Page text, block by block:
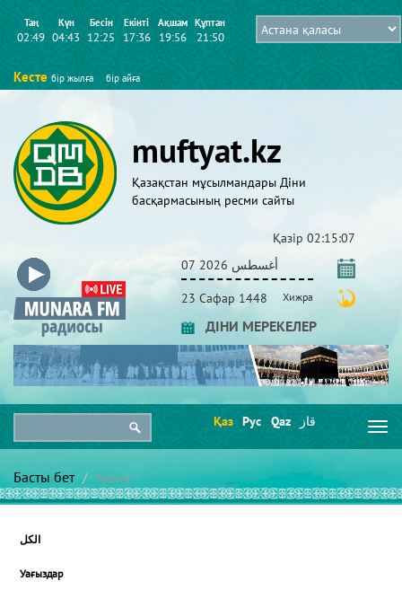
Таң
02:49
Күн
04:43
Бесін
12:25
Екінті
17:36
Ақшам
19:56
Құптан
21:50
Кесте бір жылға бір айға
muftyat.kz
Қазақстан мұсылмандары Діни
басқармасының ресми сайты
Қазір 02:15:07
07 أغسطس 2026
23 Сафар 1448 Хижра
ДІНИ МЕРЕКЕЛЕР
Қаз Рус Qaz قاز
Басты бет Аудио
الكل
Уағыздар